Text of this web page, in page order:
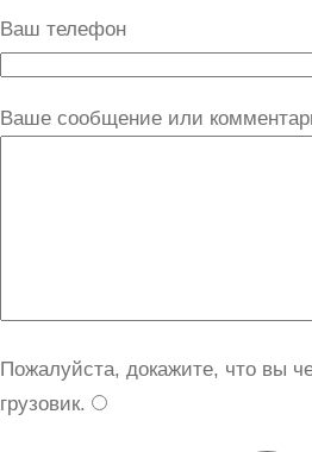
Ваш телефон
Ваше сообщение или
Пожалуйста, докажите, что вы
грузовик.